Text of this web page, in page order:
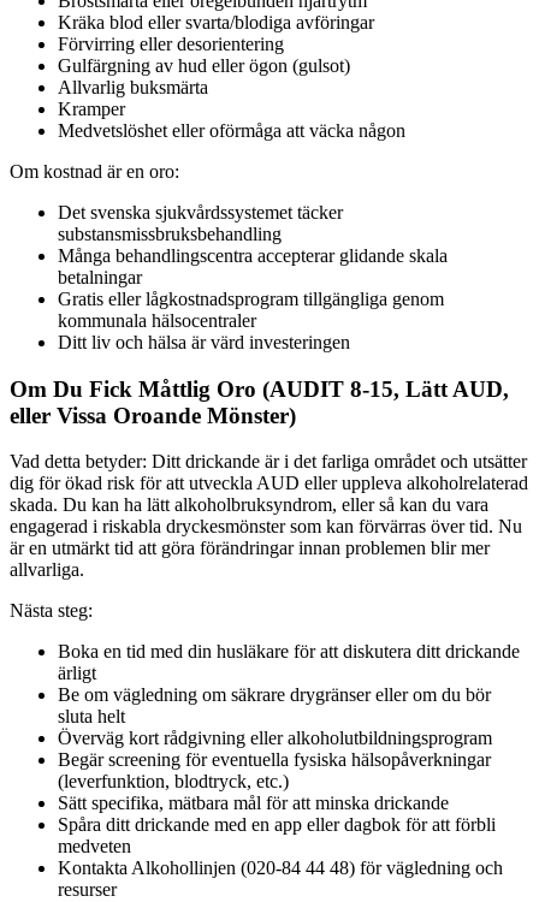
Kräka blod eller svarta/blodiga avföringar
Förvirring eller desorientering
Gulfärgning av hud eller ögon (gulsot)
Allvarlig buksmärta
Kramper
Medvetslöshet eller oförmåga att väcka någon
Om kostnad är en oro:
Det svenska sjukvårdssystemet täcker
substansmissbruksbehandling
Många behandlingscentra accepterar glidande skala
betalningar
Gratis eller lågkostnadsprogram tillgängliga genom
kommunala hälsocentraler
Ditt liv och hälsa är värd investeringen
Om Du Fick Måttlig Oro (AUDIT 8-15, Lätt AUD,
eller Vissa Oroande Mönster)
Vad detta betyder: Ditt drickande är i det farliga området och utsätter
dig för ökad risk för att utveckla AUD eller uppleva alkoholrelaterad
skada. Du kan ha lätt alkoholbruksyndrom, eller så kan du vara
engagerad i riskabla dryckesmönster som kan förvärras över tid. Nu
är en utmärkt tid att göra förändringar innan problemen blir mer
allvarliga.
Nästa steg:
Boka en tid med din husläkare för att diskutera ditt drickande
ärligt
Be om vägledning om säkrare drygränser eller om du bör
sluta helt
Överväg kort rådgivning eller alkoholutbildningsprogram
Begär screening för eventuella fysiska hälsopåverkningar
(leverfunktion, blodtryck, etc.)
Sätt specifika, mätbara mål för att minska drickande
Spåra ditt drickande med en app eller dagbok för att förbli
medveten
Kontakta Alkohollinjen (020-84 44 48) för vägledning och
resurser